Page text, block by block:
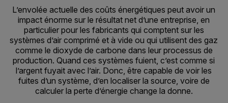
L’envolée actuelle des coûts énergétiques peut avoir un
impact énorme sur le résultat net d’une entreprise, en
particulier pour les fabricants qui comptent sur les
systèmes d’air comprimé et à vide ou qui utilisent des gaz
comme le dioxyde de carbone dans leur processus de
production. Quand ces systèmes fuient, c’est comme si
l’argent fuyait avec l’air. Donc, être capable de voir les
fuites d’un système, d’en localiser la source, voire de
calculer la perte d’énergie change la donne.